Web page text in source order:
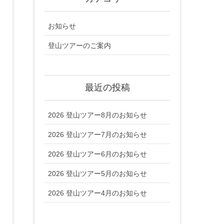
お知らせ
登山ツアーのご案内
最近の投稿
2026 登山ツアー8月のお知らせ
2026 登山ツアー7月のお知らせ
2026 登山ツアー6月のお知らせ
2026 登山ツアー5月のお知らせ
2026 登山ツアー4月のお知らせ